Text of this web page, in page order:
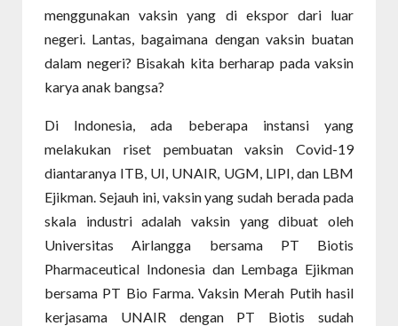
menggunakan vaksin yang di ekspor dari luar
negeri. Lantas, bagaimana dengan vaksin buatan
dalam negeri? Bisakah kita berharap pada vaksin
karya anak bangsa?
Di Indonesia, ada beberapa instansi yang
melakukan riset pembuatan vaksin Covid-19
diantaranya ITB, UI, UNAIR, UGM, LIPI, dan LBM
Ejikman. Sejauh ini, vaksin yang sudah berada pada
skala industri adalah vaksin yang dibuat oleh
Universitas Airlangga bersama PT Biotis
Pharmaceutical Indonesia dan Lembaga Ejikman
bersama PT Bio Farma. Vaksin Merah Putih hasil
kerjasama UNAIR dengan PT Biotis sudah